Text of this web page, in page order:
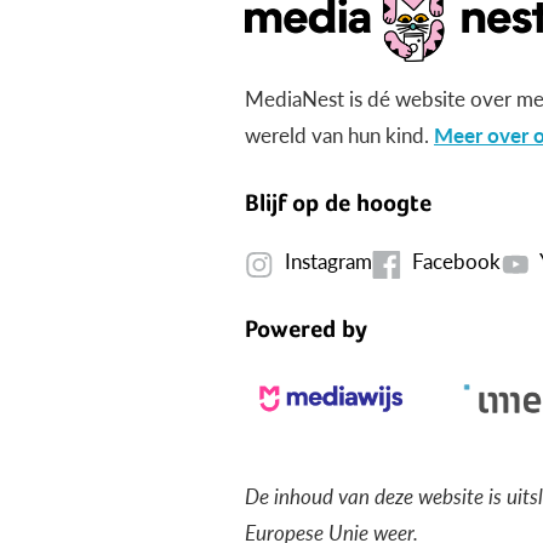
MediaNest is dé website over
wereld van hun kind. Meer over
Blijf op de hoogte
Instagram Facebook
Powered by
De inhoud van deze website is
Europese Unie weer.